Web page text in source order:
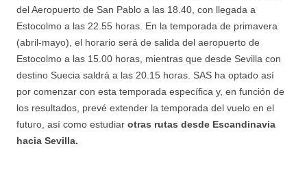
del Aeropuerto de San Pablo a las 18.40, con llegada a
Estocolmo a las 22.55 horas. En la temporada de primavera
(abril-mayo), el horario será de salida del aeropuerto de
Estocolmo a las 15.00 horas, mientras que desde Sevilla con
destino Suecia saldrá a las 20.15 horas. SAS ha optado así
por comenzar con esta temporada específica y, en función de
los resultados, prevé extender la temporada del vuelo en el
futuro, así como estudiar otras rutas desde Escandinavia
hacia Sevilla.